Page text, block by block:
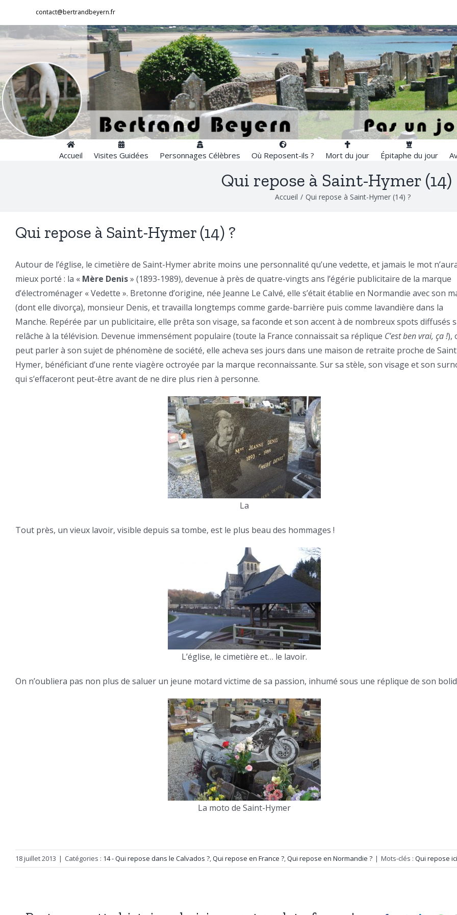
contenu
contact@bertrandbeyern.fr
Accueil Visites Guidées Personnages Célèbres Où Reposent-ils ? Mort du jour Épitaphe du jour
Qui repose à Saint-Hymer (14)
Accueil / Qui repose à Saint-Hymer (14) ?
Qui repose à Saint-Hymer (14) ?
Autour de l’église, le cimetière de Saint-Hymer abrite moins une personnalité qu’une vedette, et jamais le mot
mieux porté : la « Mère Denis» (1893-1989), devenue à près de quatre-vingts ans l’égérie publicitaire de la marque
d’électroménager « Vedette ». Bretonne d’origine, née Jeanne Le Calvé, elle s’était établie en Normandie avec son
(dont elle divorça), monsieur Denis, et travailla longtemps comme garde-barrière puis comme lavandière dans la
Manche. Repérée par un publicitaire, elle prêta son visage, sa faconde et son accent à de nombreux spots diffusés
relâche à la télévision. Devenue immensément populaire (toute la France connaissait sa réplique C’est ben vrai, ça !),
peut parler à son sujet de phénomène de société, elle acheva ses jours dans une maison de retraite proche de
Hymer, bénéficiant d’une rente viagère octroyée par la marque reconnaissante. Sur sa stèle, son visage et son
qui s’effaceront peut-être avant de ne dire plus rien à personne.
La
Tout près, un vieux lavoir, visible depuis sa tombe, est le plus beau des hommages !
L’église, le cimetière et… le lavoir.
On n’oubliera pas non plus de saluer un jeune motard victime de sa passion, inhumé sous une réplique de son
La moto de Saint-Hymer
18 juillet 2013 | Catégories : 14 - Qui repose dans le Calvados ?,Qui repose en France ?,Qui repose en Normandie ? | Mots-clés : Qui repose ici